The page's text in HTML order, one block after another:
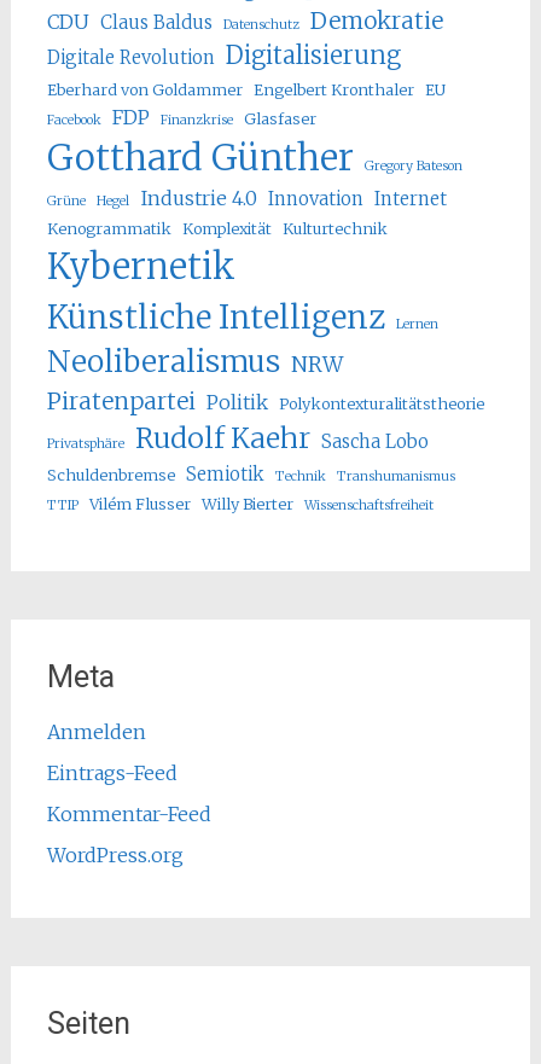
CDU Claus Baldus Datenschutz Demokratie
Digitale Revolution Digitalisierung
Eberhard von Goldammer Engelbert Kronthaler EU
Facebook FDP Finanzkrise Glasfaser
Gotthard Günther Gregory Bateson
Grüne Hegel Industrie 4.0 Innovation Internet
Kenogrammatik Komplexität Kulturtechnik
Kybernetik
Künstliche Intelligenz Lernen
Neoliberalismus NRW
Piratenpartei Politik Polykontexturalitätstheorie
Privatsphäre Rudolf Kaehr Sascha Lobo
Schuldenbremse Semiotik Technik
Transhumanismus
TTIP
Vilém Flusser Willy Bierter Wissenschaftsfreiheit
Meta
Anmelden
Eintrags-Feed
Kommentar-Feed
WordPress.org
Seiten